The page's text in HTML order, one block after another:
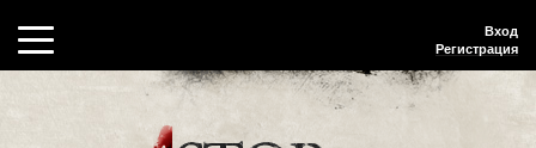
Вход
Регистрация